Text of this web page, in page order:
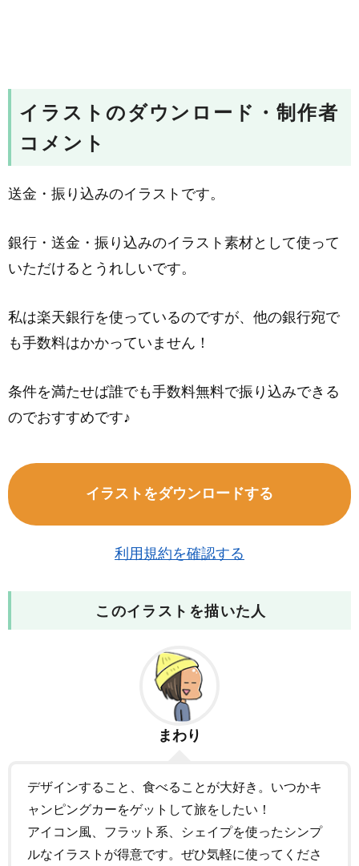
イラストのダウンロード・制作者
コメント
送金・振り込みのイラストです。
銀行・送金・振り込みのイラスト素材として使って
いただけるとうれしいです。
私は楽天銀行を使っているのですが、他の銀行宛で
も手数料はかかっていません！
条件を満たせば誰でも手数料無料で振り込みできる
のでおすすめです♪
イラストをダウンロードする
利用規約を確認する
このイラストを描いた人
まわり
デザインすること、食べることが大好き。いつかキ
ャンピングカーをゲットして旅をしたい！
アイコン風、フラット系、シェイプを使ったシンプ
ルなイラストが得意です。ぜひ気軽に使ってくださ